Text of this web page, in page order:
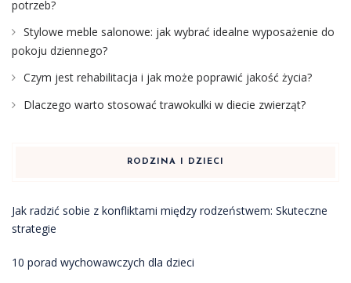
potrzeb?
Stylowe meble salonowe: jak wybrać idealne wyposażenie do
pokoju dziennego?
Czym jest rehabilitacja i jak może poprawić jakość życia?
Dlaczego warto stosować trawokulki w diecie zwierząt?
RODZINA I DZIECI
Jak radzić sobie z konfliktami między rodzeństwem: Skuteczne
strategie
10 porad wychowawczych dla dzieci